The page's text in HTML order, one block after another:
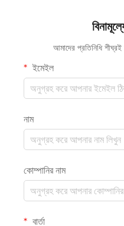
আমাদের প্রতিনিধি
ইমেইল
নাম
কোম্পানির নাম
বার্তা